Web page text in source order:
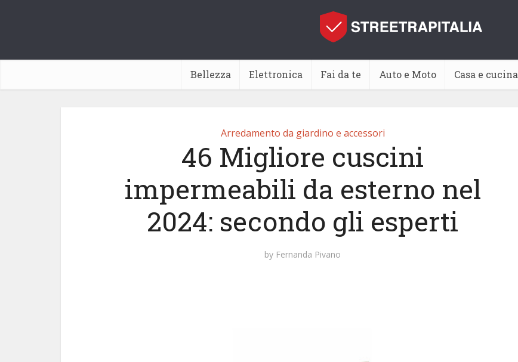
Bellezza Elettronica Fai da te Auto e Moto Casa e cucina
Arredamento da giardino e accessori
46 Migliore cuscini
impermeabili da esterno nel
2024: secondo gli esperti
by Fernanda Pivano